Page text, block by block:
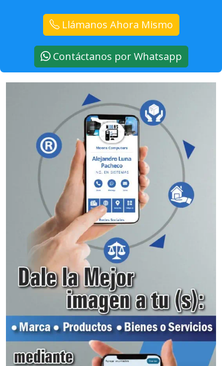
Llámanos Ahora Mismo
Contáctanos por Whatsapp